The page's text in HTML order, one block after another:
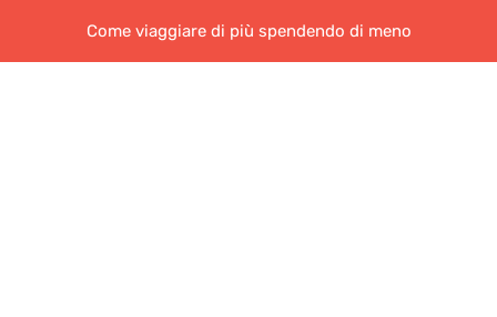
Come viaggiare di più spendendo di meno